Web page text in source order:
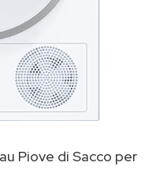
Piove di Sacco per